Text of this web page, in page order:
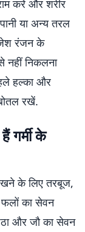
करें और शरीर
या अन्य तरल
रंजन के
नहीं निकलना
हल्का और
रखें.
गर्मी के
रखने के लिए तरबूज,
फलों का सेवन
और जौ का सेवन